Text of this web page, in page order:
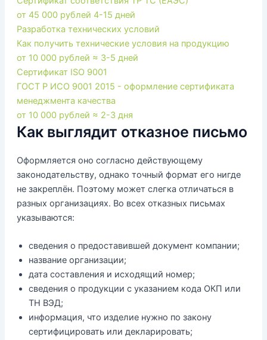
от 45 000 рублей 4-15 дней
Разработка технических условий
Как получить технические условия на продукцию
от 10 000 рублей ≈ 3-5 дней
Сертификат ISO 9001
ГОСТ Р ИСО 9001 2015 - оформление сертификата
менеджмента качества
от 10 000 рублей ≈ 2-3 дня
Как выглядит отказное письмо
Оформляется оно согласно действующему
законодательству, однако точный формат его нигде
не закреплён. Поэтому может слегка отличаться в
разных организациях. Во всех отказных письмах
указываются:
сведения о предоставившей документ компании;
название организации;
дата составления и исходящий номер;
сведения о продукции с указанием кода ОКП или
ТН ВЭД;
информация, что изделие нужно по закону
сертифицировать или декларировать;